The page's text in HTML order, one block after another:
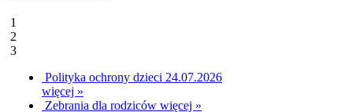
1
2
3
Polityka ochrony dzieci 24.07.2026
więcej »
Zebrania dla rodziców więcej »